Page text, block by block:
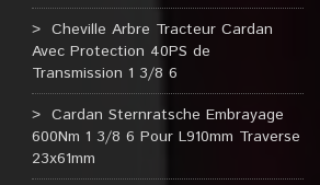
Cheville Arbre Tracteur Cardan
Avec Protection 40PS de
Transmission 1 3/8 6
Cardan Sternratsche Embrayage
600Nm 1 3/8 6 Pour L910mm Traverse
23x61mm